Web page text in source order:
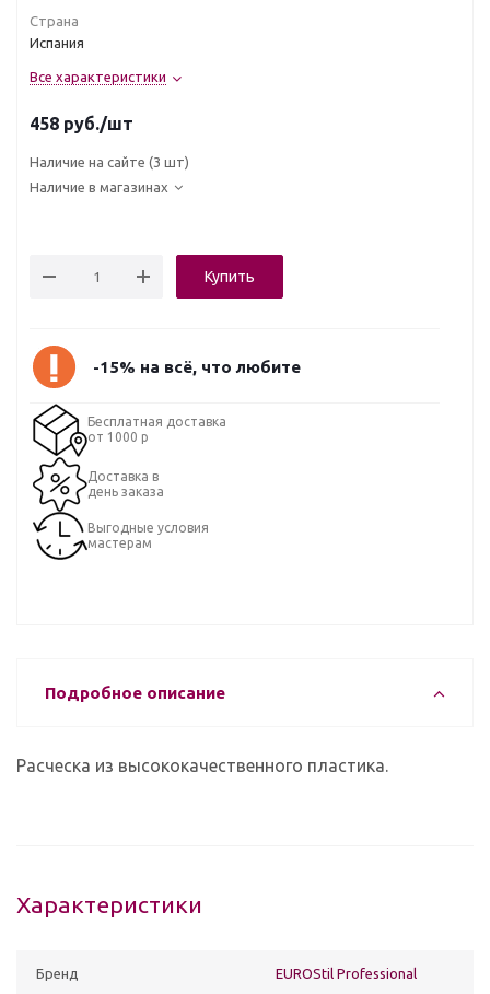
Страна
Испания
Все характеристики
458 руб./шт
Наличие на сайте (3 шт)
Наличие в магазинах
Купить
-15% на всё, что любите
Бесплатная доставка
от 1000 р
Доставка в
день заказа
Выгодные условия
мастерам
Подробное описание
Расческа из высококачественного пластика.
Характеристики
Бренд EUROStil Professional